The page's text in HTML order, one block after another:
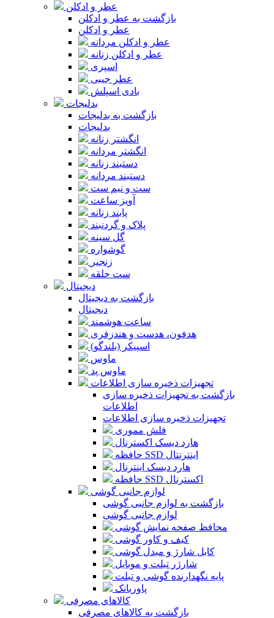
عطر و ادکلن
بازگشت به عطر و ادکلن
عطر و ادکلن
عطر و ادکلن مردانه
عطر و ادکلن زنانه
اسپری
عطر جیبی
بادی اسپلش
بدلیجات
بازگشت به بدلیجات
بدلیجات
انگشتر زنانه
انگشتر مردانه
دستبند زنانه
دستبند مردانه
ست و نیم ست
آویز ساعت
پابند زنانه
پلاک و گردنبند
گل سینه
گوشواره
زنجیر
ست حلقه
دیجیتال
بازگشت به دیجیتال
دیجیتال
ساعت هوشمند
هدفون، هدست و هندزفری
اسپیکر (بلندگو)
ماوس
ماوس پد
تجهیزات ذخیره سازی اطلاعات
بازگشت به تجهیزات ذخیره سازی
اطلاعات
تجهیزات ذخیره سازی اطلاعات
فلش مموری
هارد دیسک اکسترنال
حافظه SSD اینترنتال
هارد دیسک اینترنال
حافظه SSD اکسترنال
لوازم جانبی گوشی
بازگشت به لوازم جانبی گوشی
لوازم جانبی گوشی
محافظ صفحه نمایش گوشی
کیف و کاور گوشی
کابل شارژ و مبدل گوشی
شارژر تبلت و موبایل
پایه نگهدارنده گوشی و تبلت
پاوربانک
کالاهای مصرفی
بازگشت به کالاهای مصرفی